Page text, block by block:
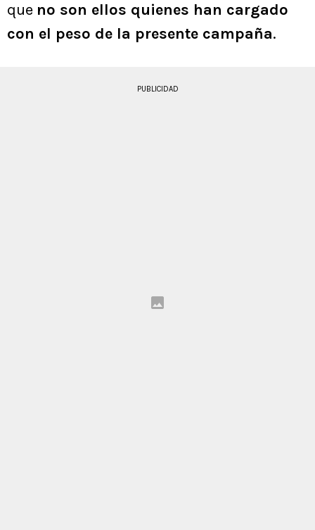
que no son ellos quienes han cargado
con el peso de la presente campaña.
PUBLICIDAD